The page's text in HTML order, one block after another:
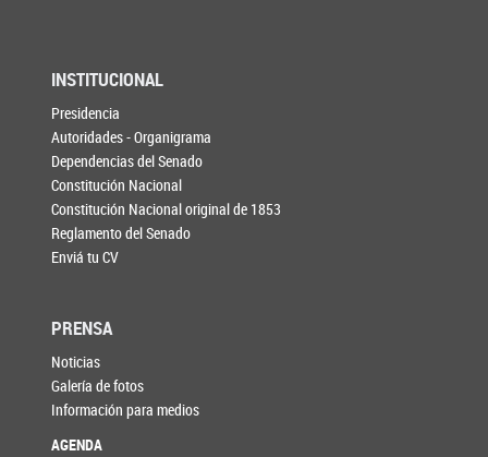
INSTITUCIONAL
Presidencia
Autoridades - Organigrama
Dependencias del Senado
Constitución Nacional
Constitución Nacional original de 1853
Reglamento del Senado
Enviá tu CV
PRENSA
Noticias
Galería de fotos
Información para medios
AGENDA